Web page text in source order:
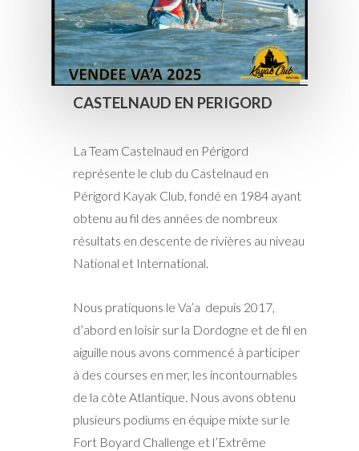
CASTELNAUD EN PERIGORD
La Team Castelnaud en Périgord
représente le club du Castelnaud en
Périgord Kayak Club, fondé en 1984 ayant
obtenu au fil des années de nombreux
résultats en descente de rivières au niveau
National et International.
Nous pratiquons le Va’a depuis 2017,
d’abord en loisir sur la Dordogne et de fil en
aiguille nous avons commencé à participer
à des courses en mer, les incontournables
de la côte Atlantique. Nous avons obtenu
plusieurs podiums en équipe mixte sur le
Fort Boyard Challenge et l’Extrême